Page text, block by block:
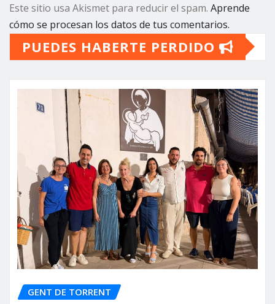
Este sitio usa Akismet para reducir el spam. Aprende
cómo se procesan los datos de tus comentarios.
PUEDES HABERTE PERDIDO
GENT DE TORRENT